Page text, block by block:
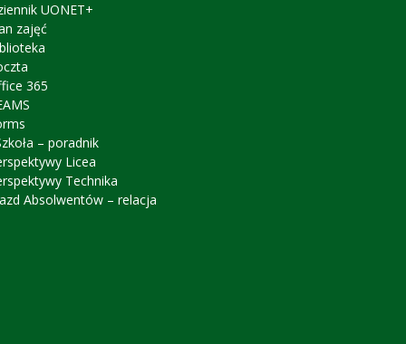
UONET+
zajęć
365
– poradnik
Licea
Technika
Absolwentów – relacja